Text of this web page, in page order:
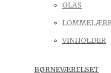
GLAS
VINHOLDER
BØRNEVÆRELSET